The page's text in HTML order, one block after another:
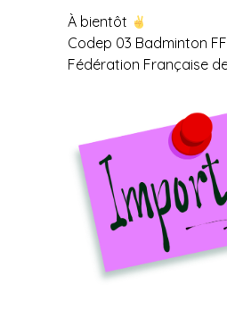
À bientôt
Codep 03 Badminton
Fédération Française